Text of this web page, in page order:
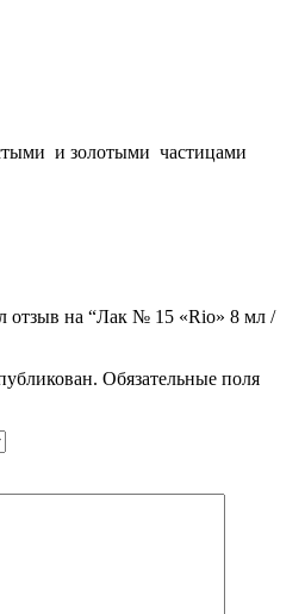
и золотыми частицами
отзыв на “Лак № 15 «Rio» 8 мл /
Обязательные поля